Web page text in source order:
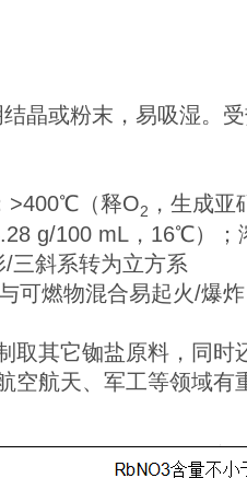
晶或粉末，易吸湿。
>400℃（释O2
，生成亚
g/100 mL，16℃）；
三斜系转为立方系
可燃物混合易起火/爆炸
取其它铷盐原料，同时
空航天、军工等领域有